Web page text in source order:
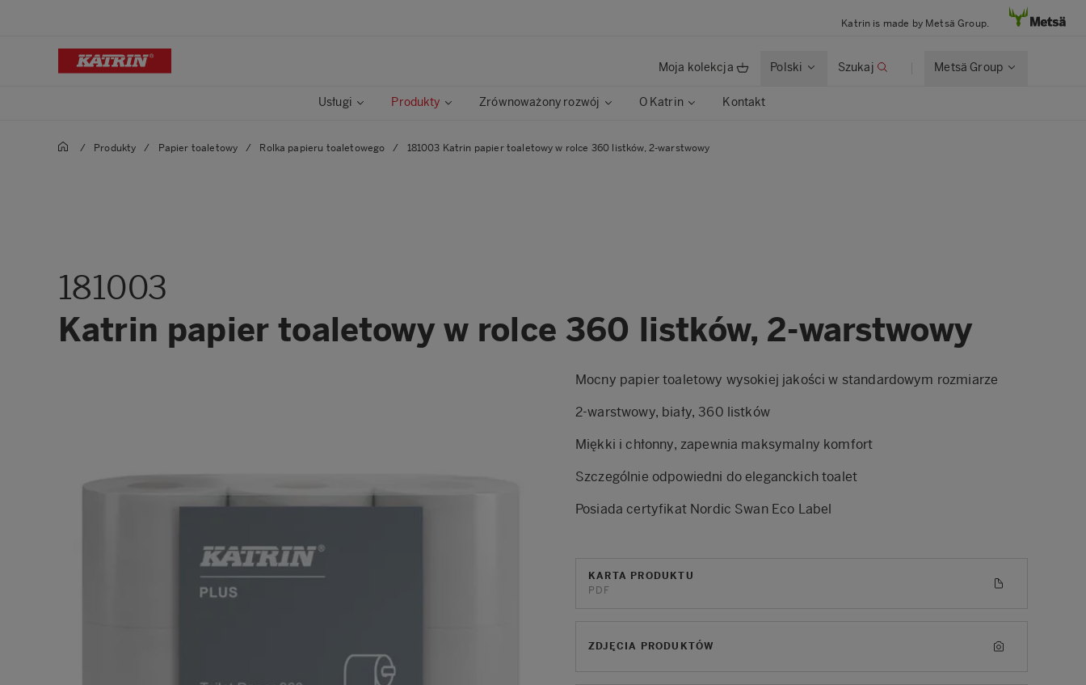
Katrin is made by Metsä Group.
Moja kolekcja Polski Szukaj Metsä Group
Usługi Produkty Zrównoważony rozwój O Katrin Kontakt
/ Produkty / Papier toaletowy / Rolka papieru toaletowego / 181003 Katrin papier toaletowy w rolce 360 listków, 2-warstwowy
181003
Katrin papier toaletowy w rolce 360 listków, 2-warstwowy
Mocny papier toaletowy wysokiej jakości w standardowym rozmiarze
2-warstwowy, biały, 360 listków
Miękki i chłonny, zapewnia maksymalny komfort
Szczególnie odpowiedni do eleganckich toalet
Posiada certyfikat Nordic Swan Eco Label
KARTA PRODUKTU
PDF
ZDJĘCIA PRODUKTÓW